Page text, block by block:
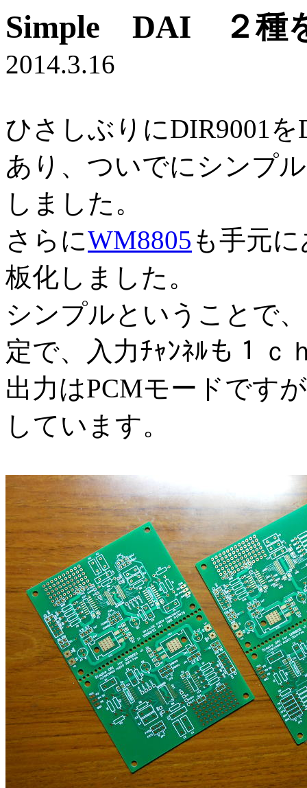
Simple DAI ２種
2014.3.16
ひさしぶりにDIR9001
あり、ついでにシンプ
しました。
さらにWM8805 も手元
板化しました。
シンプルということで
定で、入力ﾁｬﾝﾈﾙも１ｃ
出力はPCMモードです
しています。